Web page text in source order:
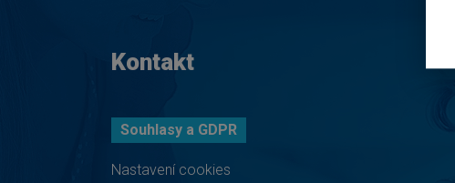
Kontakt
Souhlasy a GDPR
Nastavení cookies